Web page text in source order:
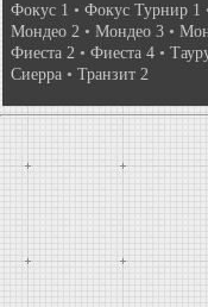
Фокус 1 • Фокус Турнир 1
Мондео 2 • Мондео 3 •
Фиеста 2 • Фиеста 4 •
Сиерра • Транзит 2